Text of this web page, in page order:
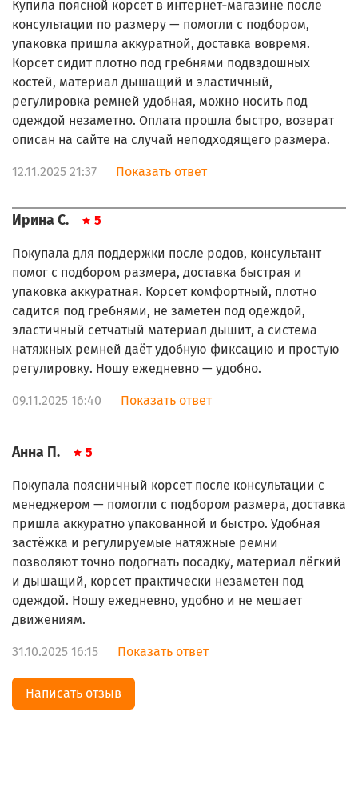
Купила поясной корсет в интернет‑магазине после
консультации по размеру — помогли с подбором,
упаковка пришла аккуратной, доставка вовремя.
Корсет сидит плотно под гребнями подвздошных
костей, материал дышащий и эластичный,
регулировка ремней удобная, можно носить под
одеждой незаметно. Оплата прошла быстро, возврат
описан на сайте на случай неподходящего размера.
12.11.2025 21:37 Показать ответ
Ирина С. 5
Покупала для поддержки после родов, консультант
помог с подбором размера, доставка быстрая и
упаковка аккуратная. Корсет комфортный, плотно
садится под гребнями, не заметен под одеждой,
эластичный сетчатый материал дышит, а система
натяжных ремней даёт удобную фиксацию и простую
регулировку. Ношу ежедневно — удобно.
09.11.2025 16:40 Показать ответ
Анна П. 5
Покупала поясничный корсет после консультации с
менеджером — помогли с подбором размера, доставка
пришла аккуратно упакованной и быстро. Удобная
застёжка и регулируемые натяжные ремни
позволяют точно подогнать посадку, материал лёгкий
и дышащий, корсет практически незаметен под
одеждой. Ношу ежедневно, удобно и не мешает
движениям.
31.10.2025 16:15 Показать ответ
Написать отзыв